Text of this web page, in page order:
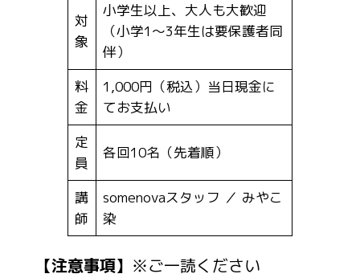
対
象
小学生以上、大人も大歓迎
（小学1～3年生は要保護者同
伴）
料
金
1,000円（税込）当日現金に
てお支払い
定
員
各回10名（先着順）
講
師
somenovaスタッフ ／ みやこ
染
【注意事項】 ※ご一読ください